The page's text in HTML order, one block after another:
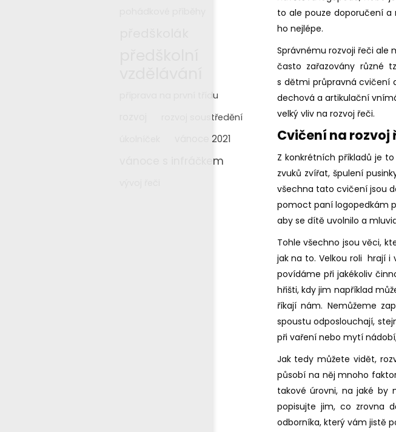
příprava na první třídu
rozvoj soustředění
vánoce 2021
vánoce s infráčkem
to ale pouze doporučení
ho nejlépe.
Správnému rozvoji řeči ale
často zařazovány různé
s dětmi průpravná cvičení
dechová a artikulační
velký vliv na rozvoj řeči.
Cvičení na rozvoj
Z konkrétních příkladů je
zvuků zvířat, špulení
všechna tato cvičení jsou
pomoct paní logopedkám
aby se dítě uvolnilo a
Tohle všechno jsou věci,
jak na to. Velkou roli hrají i
povídáme při jakékoliv
hřišti, kdy jim například
říkají nám. Nemůžeme
spoustu odposlouchají,
při vaření nebo mytí
Jak tedy můžete vidět,
působí na něj mnoho
takové úrovni, na jaké by
popisujte jim, co zrovna
odborníka, který vám jistě